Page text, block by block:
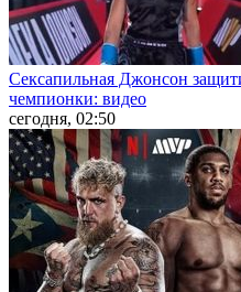
Сексапильная Джонсон
чемпионки: видео
сегодня, 02:50